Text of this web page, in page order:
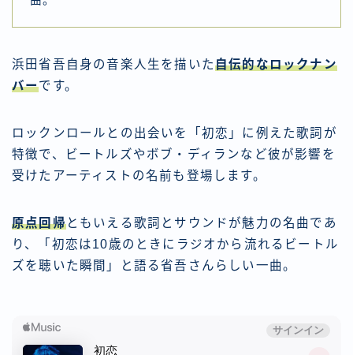
浜田省吾自身の音楽人生を描いた自伝的なロックナン
バーです。
ロックンロールとの出会いを「初恋」に例えた歌詞が
特徴で、ビートルズやボブ・ディランなど彼が影響を
受けたアーティストの名前も登場します。
原点回帰ともいえる歌詞とサウンドが魅力の名曲であ
り、「初恋は10歳のときにラジオから流れるビートル
ズを聴いた瞬間」と語る省吾さんらしい一曲。